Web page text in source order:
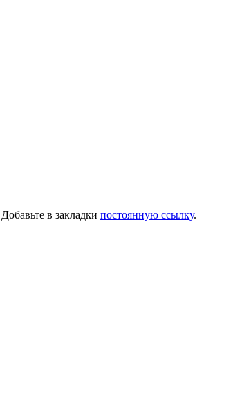
Добавьте в закладки постоянную ссылку.